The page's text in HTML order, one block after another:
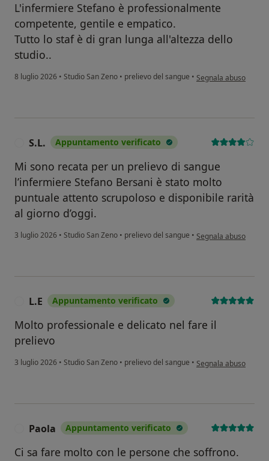
L'infermiere Stefano è professionalmente
competente, gentile e empatico.
Tutto lo staf è di gran lunga all'altezza dello
studio..
8 luglio 2026 • Studio San Zeno • prelievo del sangue • secondo l'opinione
Segnala abuso
S.L. Appuntamento verificato
Mi sono recata per un prelievo di sangue
l’infermiere Stefano Bersani è stato molto
puntuale attento scrupoloso e disponibile rarità
al giorno d’oggi.
3 luglio 2026 • Studio San Zeno • prelievo del sangue • secondo l'opinione
Segnala abuso
L.E Appuntamento verificato
Molto professionale e delicato nel fare il
prelievo
3 luglio 2026 • Studio San Zeno • prelievo del sangue • secondo l'opinione
Segnala abuso
Paola Appuntamento verificato
Ci sa fare molto con le persone che soffrono.